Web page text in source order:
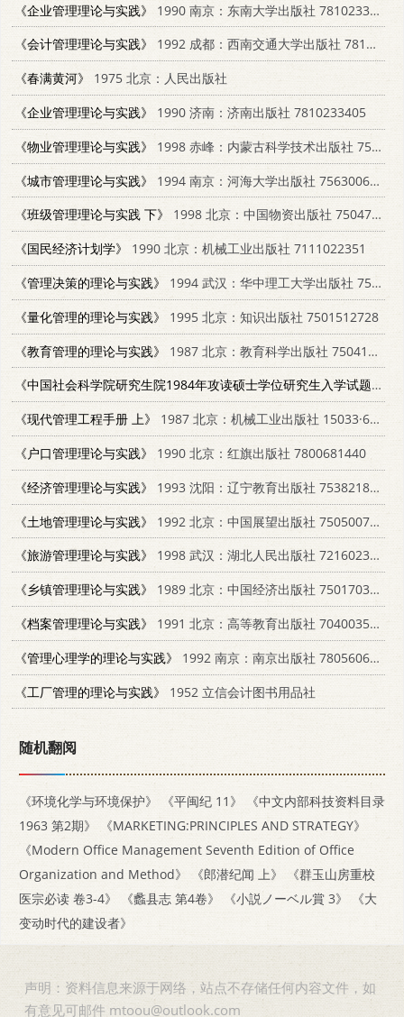
《企业管理理论与实践》
1990 南京：东南大学出版社 7810233405
《会计管理理论与实践》
1992 成都：西南交通大学出版社 7810223364
《春满黄河》
1975 北京：人民出版社
《企业管理理论与实践》
1990 济南：济南出版社 7810233405
《物业管理理论与实践》
1998 赤峰：内蒙古科学技术出版社 7538005978
《城市管理理论与实践》
1994 南京：河海大学出版社 756300677X
《班级管理理论与实践 下》
1998 北京：中国物资出版社 7504715816
《国民经济计划学》
1990 北京：机械工业出版社 7111022351
《管理决策的理论与实践》
1994 武汉：华中理工大学出版社 7560909418
《量化管理的理论与实践》
1995 北京：知识出版社 7501512728
《教育管理的理论与实践》
1987 北京：教育科学出版社 7504100021
《中国社会科学院研究生院1984年攻读硕士学位研究生入学试题集》
《现代管理工程手册 上》
1987 北京：机械工业出版社 15033·6887
《户口管理理论与实践》
1990 北京：红旗出版社 7800681440
《经济管理理论与实践》
1993 沈阳：辽宁教育出版社 7538218203
《土地管理理论与实践》
1992 北京：中国展望出版社 7505007149
《旅游管理理论与实践》
1998 武汉：湖北人民出版社 721602348X
《乡镇管理理论与实践》
1989 北京：中国经济出版社 7501703353
《档案管理理论与实践》
1991 北京：高等教育出版社 7040035375
《管理心理学的理论与实践》
1992 南京：南京出版社 7805606528
《工厂管理的理论与实践》
1952 立信会计图书用品社
随机翻阅
《环境化学与环境保护》 《平闽纪 11》
《中文内部科技资料目录
1963 第2期》
《MARKETING:PRINCIPLES AND STRATEGY》
《Modern Office Management Seventh Edition of Office
Organization and Method》
《郎潜纪闻 上》
《群玉山房重校
医宗必读 卷3-4》
《蠡县志 第4卷》 《小説ノーベル賞 3》
《大
变动时代的建设者》
声明：资料信息来源于网络，站点不存储任何内容文件，如
有意见可邮件 mtoou@outlook.com